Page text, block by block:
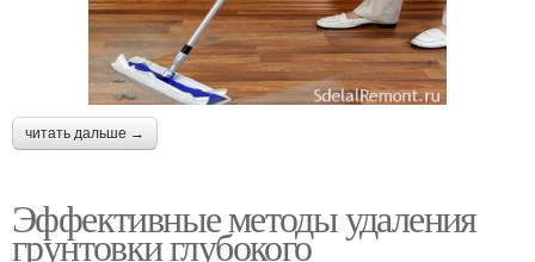
читать дальше →
Эффективные методы удаления
грунтовки глубокого